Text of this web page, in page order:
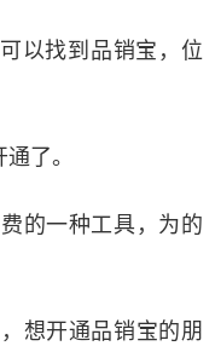
以找到品销宝，位
了。
的一种工具，为的
想开通品销宝的朋